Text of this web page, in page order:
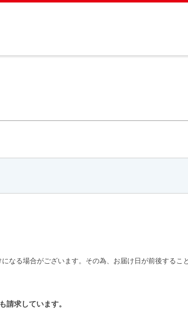
なる場合がございます。その為、お届け日が前後するこ
請求しています。